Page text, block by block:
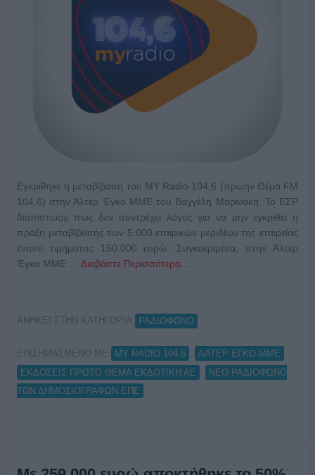
Εγκρίθηκε η μεταβίβαση του MY Radio 104,6 (πρώην Θέμα FM
104,6) στην Άλτερ Έγκο ΜΜΕ του Βαγγέλη Μαρινάκη. Το ΕΣΡ
διαπίστωσε πως δεν συντρέχει λόγος για να μην εγκριθεί η
πράξη μεταβίβασης των 5.000 εταιρικών μεριδίων της εταιρείας
έναντι τιμήματος 150.000 ευρώ. Συγκεκριμένα, στην Άλτερ
Έγκο ΜΜΕ … Διαβάστε Περισσότερα...
ΑΝΗΚΕΙ ΣΤΗΝ ΚΑΤΗΓΟΡΙΑ: ΡΑΔΙΟΦΩΝΟ
ΕΠΙΣΗΜΑΣΜΕΝΟ ΜΕ: MY RADIO 104.6 ΑΛΤΕΡ ΕΓΚΟ ΜΜΕ
ΕΚΔΟΣΕΙΣ ΠΡΏΤΟ ΘΈΜΑ ΕΚΔΟΤΙΚΗ ΑΕ
ΝΕΟ ΡΑΔΙΟΦΩΝΟ
ΤΩΝ ΔΗΜΟΣΙΟΓΡΑΦΩΝ ΕΠΕ